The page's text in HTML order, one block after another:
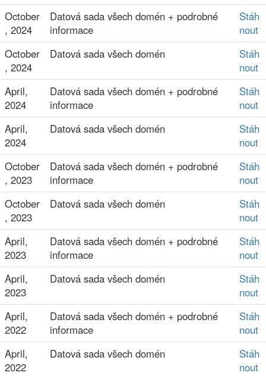
October
, 2024
Datová sada všech domén + podrobné
informace
Stáh
nout
October
, 2024
Datová sada všech domén
Stáh
nout
April,
2024
Datová sada všech domén + podrobné
informace
Stáh
nout
April,
2024
Datová sada všech domén
Stáh
nout
October
, 2023
Datová sada všech domén + podrobné
informace
Stáh
nout
October
, 2023
Datová sada všech domén
Stáh
nout
April,
2023
Datová sada všech domén + podrobné
informace
Stáh
nout
April,
2023
Datová sada všech domén
Stáh
nout
April,
2022
Datová sada všech domén + podrobné
informace
Stáh
nout
April,
2022
Datová sada všech domén
Stáh
nout